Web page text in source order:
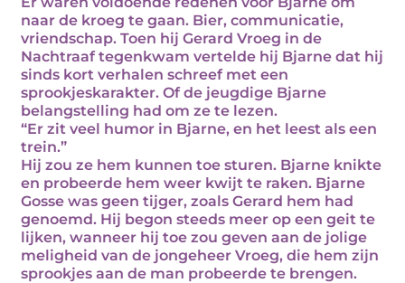
naar de kroeg te gaan. Bier, communicatie,
vriendschap. Toen hij Gerard Vroeg in de
Nachtraaf tegenkwam vertelde hij Bjarne dat hij
sinds kort verhalen schreef met een
sprookjeskarakter. Of de jeugdige Bjarne
belangstelling had om ze te lezen.
“Er zit veel humor in Bjarne, en het leest als een
trein.”
Hij zou ze hem kunnen toe sturen. Bjarne knikte
en probeerde hem weer kwijt te raken. Bjarne
Gosse was geen tijger, zoals Gerard hem had
genoemd. Hij begon steeds meer op een geit te
lijken, wanneer hij toe zou geven aan de jolige
meligheid van de jongeheer Vroeg, die hem zijn
sprookjes aan de man probeerde te brengen.